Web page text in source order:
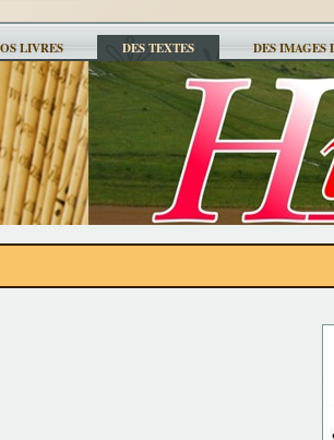
LIVRES DES TEXTES DES IMAGES